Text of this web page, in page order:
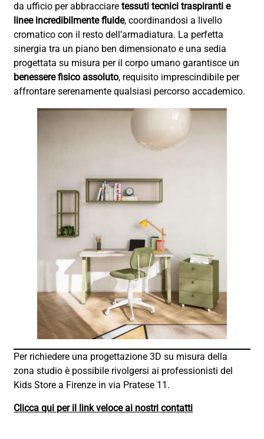
da ufficio per abbracciaretessuti tecnici traspiranti e
linee incredibilmente fluide, coordinandosi a livello
cromatico con il resto dell’armadiatura. La perfetta
sinergia tra un piano ben dimensionato e una sedia
progettata su misura per il corpo umano garantisce un
benessere fisico assoluto, requisito imprescindibile per
affrontare serenamente qualsiasi percorso accademico.
Per richiedere una progettazione 3D su misura della
zona studio è possibile rivolgersi ai professionisti del
Kids Store a Firenze in via Pratese 11.
Clicca qui per il link veloce ai nostri contatti